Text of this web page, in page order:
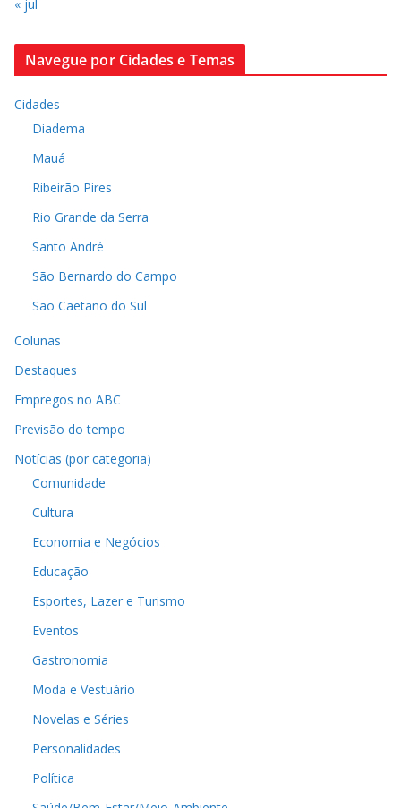
« jul
Navegue por Cidades e Temas
Cidades
Diadema
Mauá
Ribeirão Pires
Rio Grande da Serra
Santo André
São Bernardo do Campo
São Caetano do Sul
Colunas
Destaques
Empregos no ABC
Previsão do tempo
Notícias (por categoria)
Comunidade
Cultura
Economia e Negócios
Educação
Esportes, Lazer e Turismo
Eventos
Gastronomia
Moda e Vestuário
Novelas e Séries
Personalidades
Política